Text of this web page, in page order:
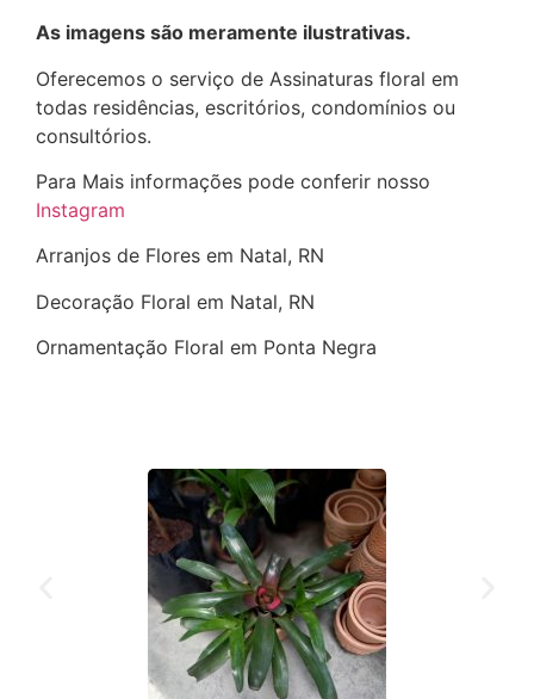
As imagens são meramente ilustrativas.
Oferecemos o serviço de Assinaturas floral em
todas residências, escritórios, condomínios ou
consultórios.
Para Mais informações pode conferir nosso
Instagram
Arranjos de Flores em Natal, RN
Decoração Floral em Natal, RN
Ornamentação Floral em Ponta Negra